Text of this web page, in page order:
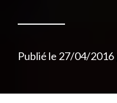
Publié le 27/04/2016